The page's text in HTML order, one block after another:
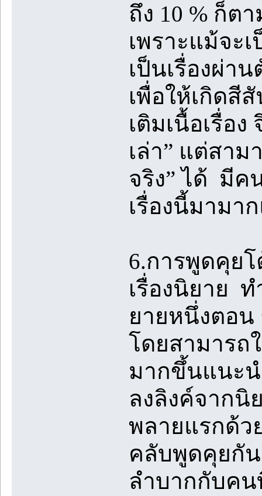
ถึง 10 % ก็ต
เพราะแม้จะ
เป็นเรื่องผ่า
เพื่อให้เกิดสี
เติมเนื้อเรื่อ
เล่า” แต่สาม
จริง” ได้ มีค
เรื่องนี้มามา
6.การพูดคุย
เรื่องนิยาย
ยายหนึ่งตอน
โดยสามารถ
มากขึ้นแนะน
ลงลิงค์จากนิ
พลายแรกด้ว
คลับพูดคุยกัน
ลำบากกับค